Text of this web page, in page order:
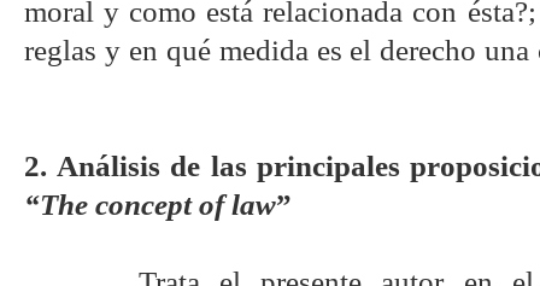
moral y como está relacionada con
reglas y en qué medida es el derecho
2. Análisis de las principales
“The concept of law”